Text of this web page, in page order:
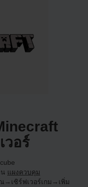
วอร์
แผงควบคุม
→เซิร์ฟเวอร์เกม→เพิ่ม